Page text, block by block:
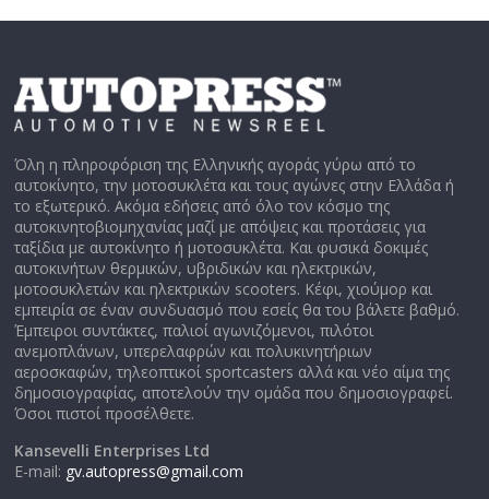
Όλη η πληροφόριση της Ελληνικής αγοράς γύρω από το
αυτοκίνητο, την μοτοσυκλέτα και τους αγώνες στην Ελλάδα ή
το εξωτερικό. Ακόμα εδήσεις από όλο τον κόσμο της
αυτοκινητοβιομηχανίας μαζί με απόψεις και προτάσεις για
ταξίδια με αυτοκίνητο ή μοτοσυκλέτα. Και φυσικά δοκιμές
αυτοκινήτων θερμικών, υβριδικών και ηλεκτρικών,
μοτοσυκλετών και ηλεκτρικών scooters. Κέφι, χιούμορ και
εμπειρία σε έναν συνδυασμό που εσείς θα του βάλετε βαθμό.
Έμπειροι συντάκτες, παλιοί αγωνιζόμενοι, πιλότοι
ανεμοπλάνων, υπερελαφρών και πολυκινητήριων
αεροσκαφών, τηλεοπτικοί sportcasters αλλά και νέο αίμα της
δημοσιογραφίας, αποτελούν την ομάδα που δημοσιογραφεί.
Όσοι πιστοί προσέλθετε.
Kansevelli Enterprises Ltd
E-mail: gv.autopress@gmail.com